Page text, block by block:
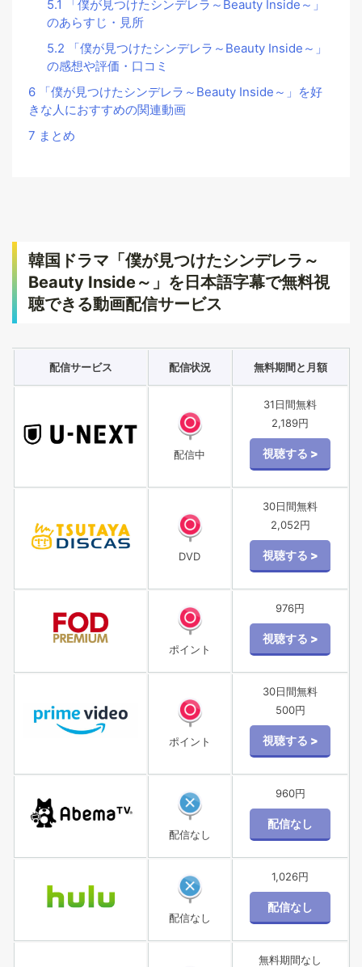
5.1
「僕が見つけたシンデレラ～Beauty Inside～」
のあらすじ・見所
5.2 「僕が見つけたシンデレラ～Beauty Inside～」
の感想や評価・口コミ
6 「僕が見つけたシンデレラ～Beauty Inside～」を好
きな人におすすめの関連動画
7 まとめ
韓国ドラマ「僕が見つけたシンデレラ～
Beauty Inside～」を日本語字幕で無料視
聴できる動画配信サービス
配信サービス 配信状況 無料期間と月額
配信中
31日間無料
2,189円
DVD
30日間無料
2,052円
ポイント
976円
ポイント
30日間無料
500円
配信なし
960円
配信なし
1,026円
無料期間なし